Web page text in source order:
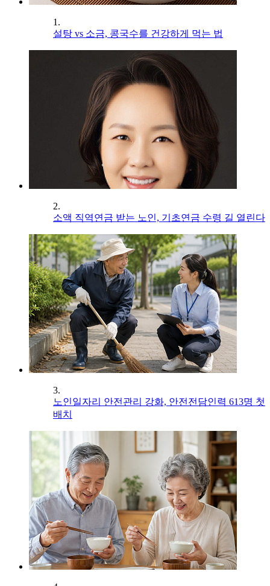
1.
설탕 vs 소금, 콩국수를 건강하게 먹는 법
2.
소액 직역연금 받는 노인, 기초연금 수령 길 열린다
3.
노인일자리 안전관리 강화, 안전전담인력 613명 첫
배치